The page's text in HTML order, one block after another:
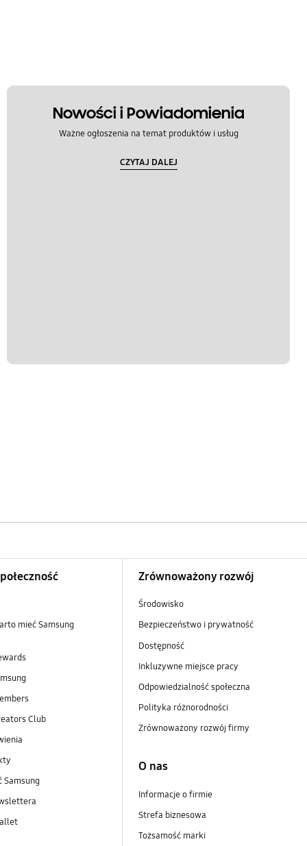
Nowości i Powiadomienia
Ważne ogłoszenia na temat produktów i usług
CZYTAJ DALEJ
mieć Samsung
Club
Samsung
Zrównoważony rozwój
Środowisko
Bezpieczeństwo i prywatność
Dostępność
Inkluzywne miejsce pracy
Odpowiedzialność społeczna
Polityka różnorodności
Zrównoważony rozwój firmy
O nas
Informacje o firmie
Strefa biznesowa
Tożsamość marki